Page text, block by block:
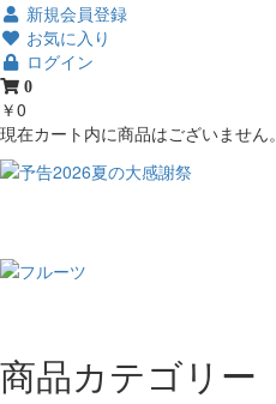
新規会員登録
お気に入り
ログイン
0
￥0
現在カート内に商品はございません。
商品カテゴリー